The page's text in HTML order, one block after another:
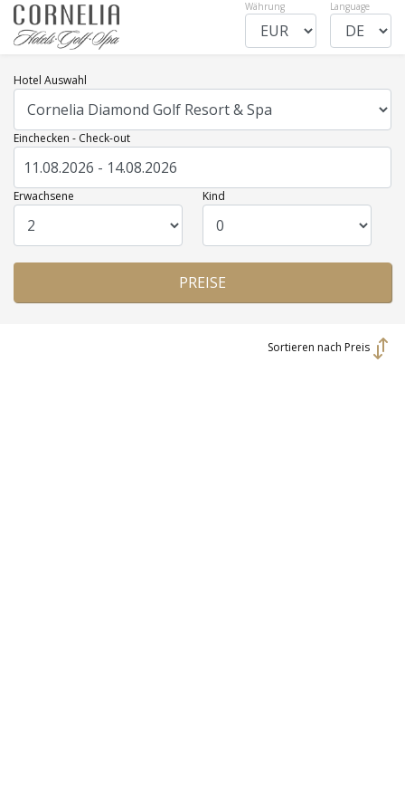
Language
Währung
Hotel Auswahl
Einchecken - Check-out
Erwachsene Kind
Sortieren nach Preis